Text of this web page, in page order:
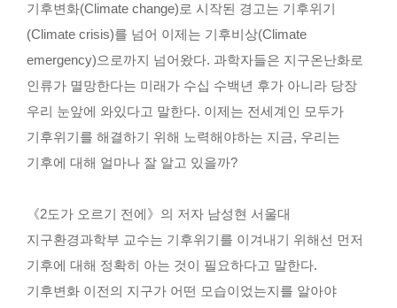
기후변화(Climate change)로 시작된 경고는 기후위기
(Climate crisis)를 넘어 이제는 기후비상(Climate
emergency)으로까지 넘어왔다. 과학자들은 지구온난화로
인류가 멸망한다는 미래가 수십 수백년 후가 아니라 당장
우리 눈앞에 와있다고 말한다. 이제는 전세계인 모두가
기후위기를 해결하기 위해 노력해야하는 지금, 우리는
기후에 대해 얼마나 잘 알고 있을까?
《2도가 오르기 전에》의 저자 남성현 서울대
지구환경과학부 교수는 기후위기를 이겨내기 위해선 먼저
기후에 대해 정확히 아는 것이 필요하다고 말한다.
기후변화 이전의 지구가 어떤 모습이었는지를 알아야
대학생활
학사지원
학사안내
장학금/학자금
학부생 연구인턴십
학생서비스
학생상담센터 자:우리
대학시설
학생활동